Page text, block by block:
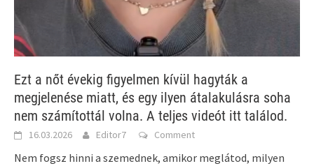
Ezt a nőt évekig figyelmen kívül hagyták a
megjelenése miatt, és egy ilyen átalakulásra soha
nem számítottál volna. A teljes videót itt találod.
16.03.2026 Editor7 Comment
Nem fogsz hinni a szemednek, amikor meglátod, milyen